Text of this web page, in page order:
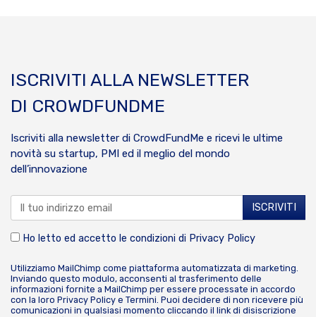
ISCRIVITI ALLA NEWSLETTER
DI CROWDFUNDME
Iscriviti alla newsletter di CrowdFundMe e ricevi le ultime
novità su startup, PMI ed il meglio del mondo
dell’innovazione
Ho letto ed accetto le condizioni di Privacy Policy
Utilizziamo MailChimp come piattaforma automatizzata di marketing.
Inviando questo modulo, acconsenti al trasferimento delle
informazioni fornite a MailChimp per essere processate in accordo
con la loro Privacy Policy e Termini. Puoi decidere di non ricevere più
comunicazioni in qualsiasi momento cliccando il link di disiscrizione